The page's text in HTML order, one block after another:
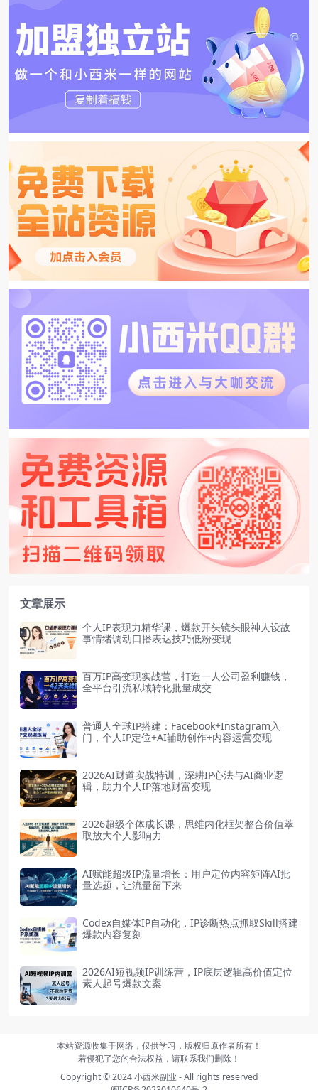
文章展示
个人IP表现力精华课，爆款开头镜头眼神人设故
事情绪调动口播表达技巧低粉变现
百万IP高变现实战营，打造一人公司盈利赚钱，
全平台引流私域转化批量成交
普通人全球IP搭建：Facebook+Instagram入
门，个人IP定位+AI辅助创作+内容运营变现
2026AI财道实战特训，深耕IP心法与AI商业逻
辑，助力个人IP落地财富变现
2026超级个体成长课，思维内化框架整合价值萃
取放大个人影响力
AI赋能超级IP流量增长：用户定位内容矩阵AI批
量选题，让流量留下来
Codex自媒体IP自动化，IP诊断热点抓取Skill搭建
爆款内容复刻
2026AI短视频IP训练营，IP底层逻辑高价值定位
素人起号爆款文案
本站资源收集于网络，仅供学习，版权归原作者所有！
若侵犯了您的合法权益，请联系我们删除！
Copyright © 2024小西米副业 - All rights reserved